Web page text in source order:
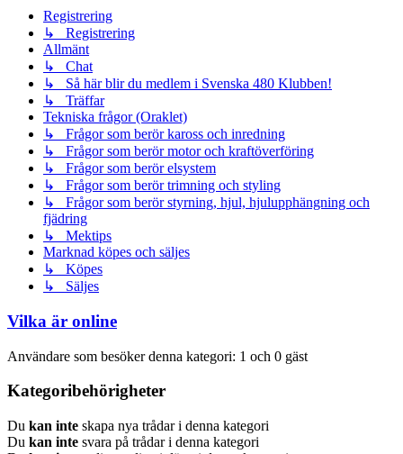
Registrering
↳ Registrering
Allmänt
↳ Chat
↳ Så här blir du medlem i Svenska 480 Klubben!
↳ Träffar
Tekniska frågor (Oraklet)
↳ Frågor som berör kaross och inredning
↳ Frågor som berör motor och kraftöverföring
↳ Frågor som berör elsystem
↳ Frågor som berör trimning och styling
↳ Frågor som berör styrning, hjul, hjulupphängning och
fjädring
↳ Mektips
Marknad köpes och säljes
↳ Köpes
↳ Säljes
Vilka är online
Användare som besöker denna kategori: 1 och 0 gäst
Kategoribehörigheter
Du kan inte skapa nya trådar i denna kategori
Du kan inte svara på trådar i denna kategori